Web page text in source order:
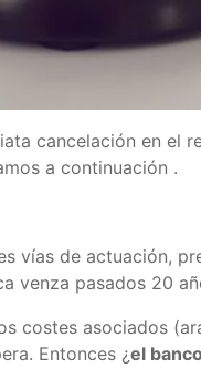
cancelación en el
a continuación .
vías de actuación,
venza pasados 20
costes asociados
Entonces ¿el